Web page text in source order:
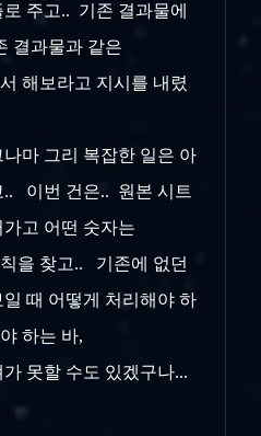
주고.. 기존 결과물에
결과물과 같은
해보라고 지시를 내렸
마 그리 복잡한 일은 아
.. 이번 건은.. 원본 시트
고 어떤 숫자는
을 찾고.. 기존에 없던
때 어떻게 처리해야 하
하는 바,
못할 수도 있겠구나...